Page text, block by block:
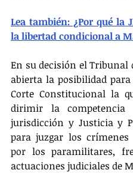
Lea también: ¿Por qué la
la libertad condicional a
En su decisión el Tribunal
abierta la posibilidad para
Corte Constitucional la
dirimir la competencia
jurisdicción y Justicia y
para juzgar los crímenes
por los paramilitares,
actuaciones judiciales de